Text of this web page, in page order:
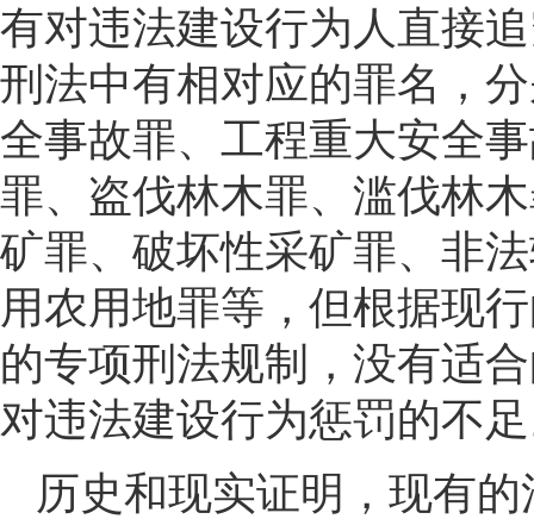
有对违法建设行为人直接
刑法中有相对应的罪名，
全事故罪、工程重大安全
罪、盗伐林木罪、滥伐林
矿罪、破坏性采矿罪、非
用农用地罪等，但根据现
的专项刑法规制，没有适
对违法建设行为惩罚的不
历史和现实证明，现有